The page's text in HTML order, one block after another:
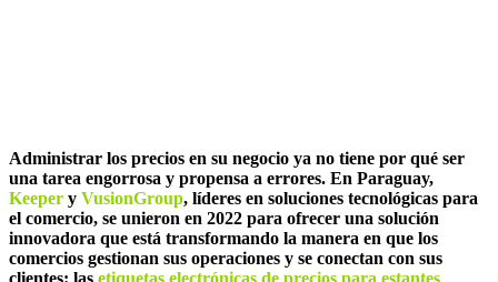
Administrar los precios en su negocio ya no tiene por qué ser
una tarea engorrosa y propensa a errores. En Paraguay,
Keeper y VusionGroup, líderes en soluciones tecnológicas para
el comercio, se unieron en 2022 para ofrecer una solución
innovadora que está transformando la manera en que los
comercios gestionan sus operaciones y se conectan con sus
clientes: las etiquetas electrónicas de precios para estantes